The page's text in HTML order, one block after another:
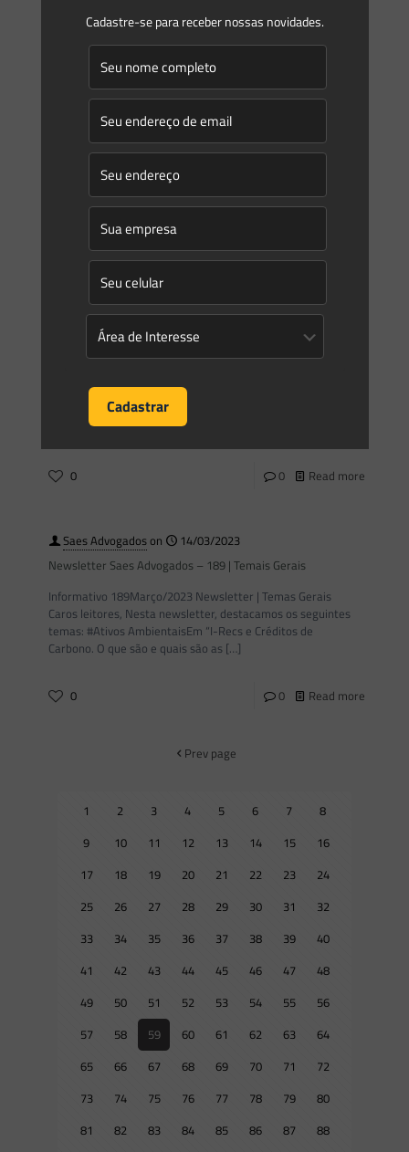
Saes Advogadoson
20/03/2023
Novidades | Âmbito Estadual: Minas Gerais
PORTARIA IGAM Nº 8, DE 17 DE MARÇO DE 2023 Dispõe
sobre a regulamentação de barragens de usos múltiplos
fiscalizadas pelo Igam, bem como sobre os procedimentos
0 Read more
Saes Advogadoson
14/03/2023
Novidades | Âmbito Estadual: Espírito Santo
Estabelece procedimentos técnicos e administrativos
quanto ao manejo de vegetação desenvolvida
inapropriadamente em componentes de barragem
0 0 Read more
Saes Advogadoson
14/03/2023
Newsletter Saes Advogados – 189 | Temais Gerais
Informativo 189Março/2023 Newsletter | Temas Gerais
Caros leitores, Nesta newsletter, destacamos os seguintes
temas: #Ativos AmbientaisEm “I-Recs e Créditos de
Carbono. O que são e quais são as […]
0 0 Read more
Prev page
1 2 3 4 5 6 7
8
9
10 11 12 13 14 15
16
17
18 19 20 21 22 23
24
25
26 27 28 29 30 31
32
33
34 35 36 37 38 39
40
41
42 43 44 45 46 47
48
49
50 51 52 53 54 55
56
57
58 59 60 61 62 63
64
65
66 67 68 69 70 71
72
73
74 75 76 77 78 79
80
81
82 83 84 85 86 87
88
Cadastre-se para receber nossas novidades.